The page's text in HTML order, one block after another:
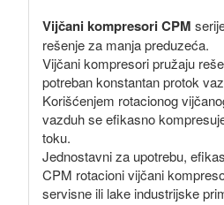
Vijčani kompresori CPM
rešenje za manja preduzeća.
Vijčani kompresori pružaju
potreban konstantan protok
Korišćenjem rotacionog
vazduh se efikasno
toku.
Jednostavni za upotrebu,
CPM rotacioni vijčani
servisne ili lake industrijske